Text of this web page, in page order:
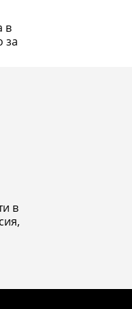
в
за
в